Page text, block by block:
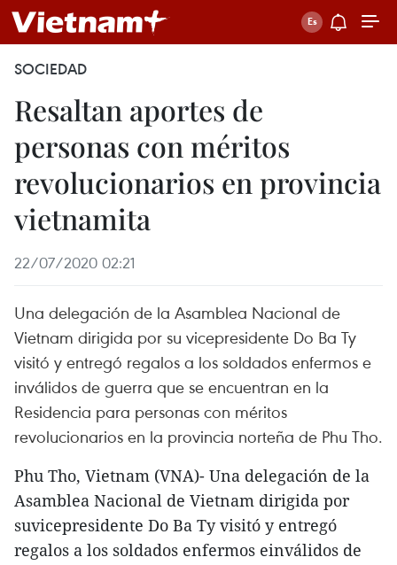
SOCIEDAD
Resaltan aportes de
personas con méritos
revolucionarios en provincia
vietnamita
22/07/2020 02:21
Una delegación de la Asamblea Nacional de
Vietnam dirigida por su vicepresidente Do Ba Ty
visitó y entregó regalos a los soldados enfermos e
inválidos de guerra que se encuentran en la
Residencia para personas con méritos
revolucionarios en la provincia norteña de Phu Tho.
Phu Tho, Vietnam (VNA)- Una delegación de la
Asamblea Nacional de Vietnam dirigida por
suvicepresidente Do Ba Ty visitó y entregó
regalos a los soldados enfermos einválidos de